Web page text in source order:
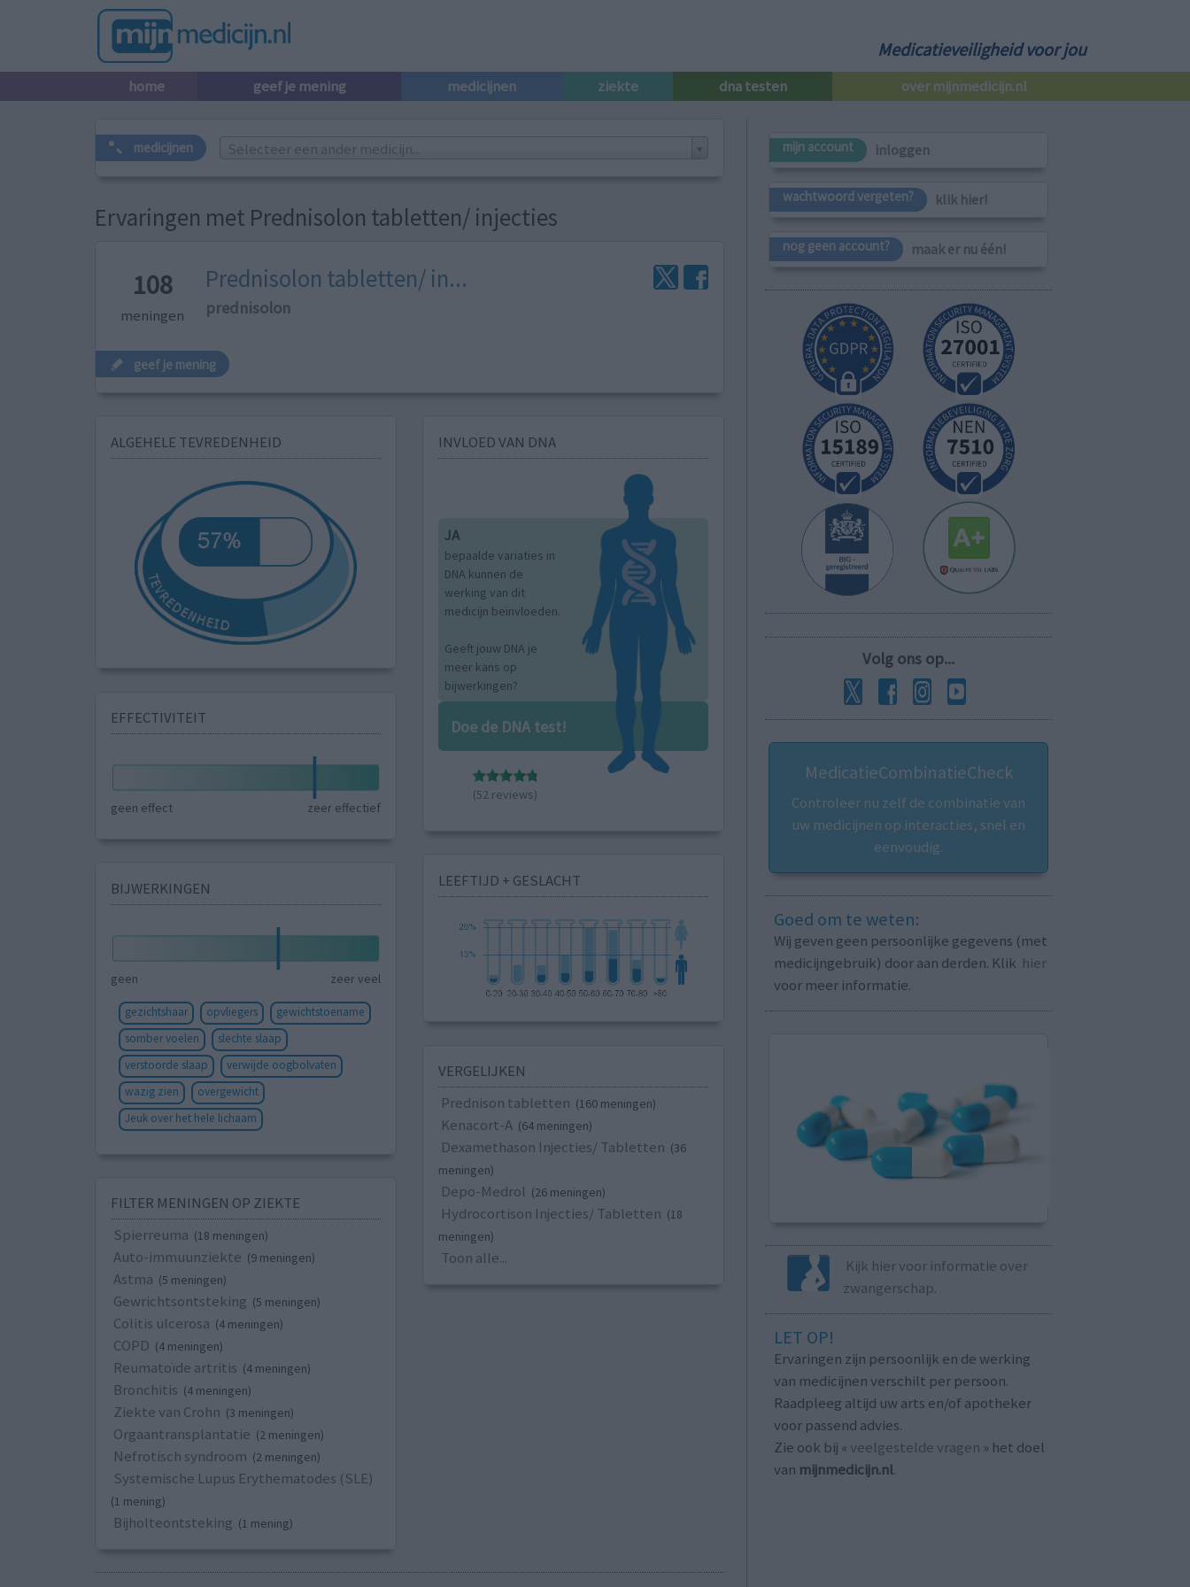
Medicatieveiligheid voor jou
home geef je mening medicijnen ziekte dna testen over mijnmedicijn.nl
medicijnen Selecteer een ander medicijn...
Ervaringen met Prednisolon tabletten/ injecties
108
meningen
Prednisolon tabletten/ in...
prednisolon
geef je mening
ALGEHELE TEVREDENHEID
EFFECTIVITEIT
geen effect zeer effectief
BIJWERKINGEN
geen zeer veel
gezichtshaar opvliegers
gewichtstoename
somber voelen
slechte slaap
verstoorde slaap
verwijde oogbolvaten
wazig zien
overgewicht
Jeuk over het hele lichaam
FILTER MENINGEN OP ZIEKTE
Spierreuma (18 meningen)
Auto-immuunziekte (9 meningen)
Astma (5 meningen)
Gewrichtsontsteking (5 meningen)
Colitis ulcerosa (4 meningen)
COPD (4 meningen)
Reumatoïde artritis (4 meningen)
Bronchitis (4 meningen)
Ziekte van Crohn (3 meningen)
Orgaantransplantatie (2 meningen)
Nefrotisch syndroom (2 meningen)
Systemische Lupus Erythematodes (SLE)
(1 mening)
Bijholteontsteking (1 mening)
INVLOED VAN DNA
JA
bepaalde variaties in
DNA kunnen de
werking van dit
medicijn beïnvloeden.
Geeft jouw DNA je
meer kans op
bijwerkingen?
Doe de DNA test!
(52 reviews)
LEEFTIJD + GESLACHT
VERGELIJKEN
Prednison tabletten (160 meningen)
Kenacort-A (64 meningen)
Dexamethason Injecties/ Tabletten (36
meningen)
Depo-Medrol (26 meningen)
Hydrocortison Injecties/ Tabletten (18
meningen)
Toon alle...
mijn account inloggen
wachtwoord vergeten? klik hier!
nog geen account? maak er nu één!
Volg ons op...
MedicatieCombinatieCheck
Controleer nu zelf de combinatie van
uw medicijnen op interacties, snel en
eenvoudig.
Goed om te weten:
Wij geven geen persoonlijke gegevens (met
medicijngebruik) door aan derden. Klik hier
voor meer informatie.
Kijk hier voor informatie over
zwangerschap.
LET OP!
Ervaringen zijn persoonlijk en de werking
van medicijnen verschilt per persoon.
Raadpleeg altijd uw arts en/of apotheker
voor passend advies.
Zie ook bij « veelgestelde vragen » het doel
van mijnmedicijn.nl.